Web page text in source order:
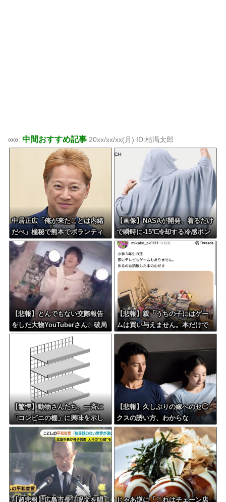
∞∞: 中間おすすめ記事 20xx/xx/xx(月) ID:枯渇太郎
中居正広「俺が来たことは内緒
だべ」極秘で熊本でボランティ
アをしていた・・・
【画像】NASAが開発、着るだけ
で瞬時に-15℃冷却する冷感ポン
チョが3,980円ｗｗｗｗｗ
【悲報】とんでもない交際報告
をした大物YouTuberさん、破局
を発表????
【悲報】親「うちの子にはゲー
ムは買い与えません。本だけで
十分」→結果ｗｗｗ
【驚愕】動物さんたち、一斉に
「コンビニの棚」に興味を示し
始める・・・
【悲報】久しぶりの嫁へのセ◯
クスの誘い方、わからな
い・・・
【超悲報】広島市長、呪文を唱 じゃあ逆に「これはチェーン店